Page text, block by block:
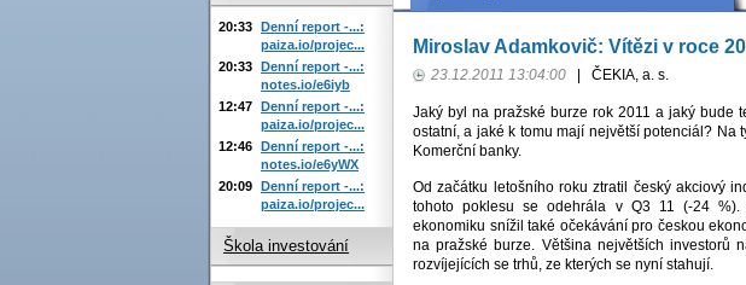
Miroslav Adamkovič: Vítězi v roce
23.12.2011 13:04:00 ČEKIA, a. s.
Jaký byl na pražské burze rok 2011 a jaký bude
ostatní, a jaké k tomu mají největší potenciál? Na
Komerční banky.
Od začátku letošního roku ztratil český akciový
tohoto poklesu se odehrála v Q3 11 (-24
ekonomiku snížil také očekávání pro českou
na pražské burze. Většina největších investorů
rozvíjejících se trhů, ze kterých se nyní stahují.
20:33 Denní report -...:
paiza.io/projec...
20:33 Denní report -...:
notes.io/e6iyb
12:47 Denní report -...:
paiza.io/projec...
12:46 Denní report -...:
notes.io/e6yWX
20:09 Denní report -...:
paiza.io/projec...
Škola investování